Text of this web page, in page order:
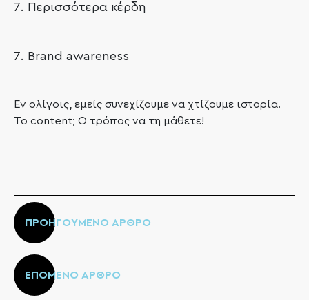
Περισσότερα κέρδη
Brand awareness
Εν ολίγοις, εμείς συνεχίζουμε να χτίζουμε ιστορία.
Το content; Ο τρόπος να τη μάθετε!
ΠΡΟΗΓΟΥΜΕΝΟ ΑΡΘΡΟ
ΕΠΟΜΕΝΟ ΑΡΘΡΟ